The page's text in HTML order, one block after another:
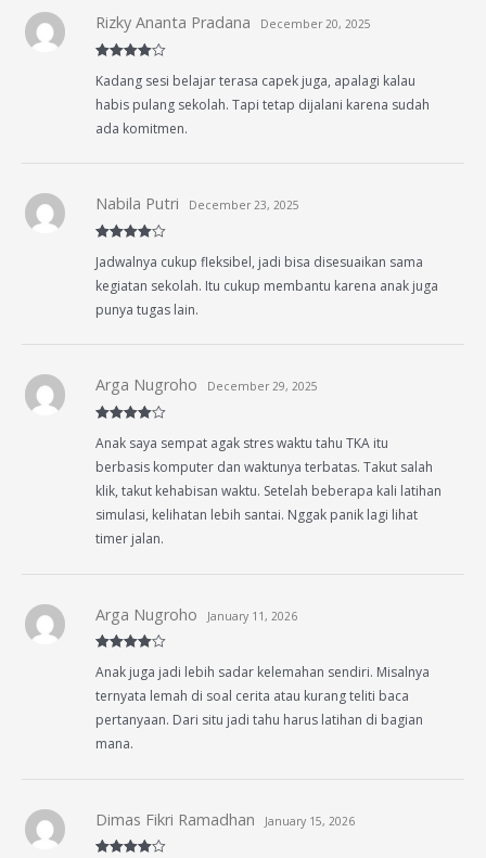
out of 5
Rizky Ananta Pradana December 20, 2025
Kadang sesi belajar terasa capek juga, apalagi kalau
habis pulang sekolah. Tapi tetap dijalani karena sudah
ada komitmen.
out of 5
Nabila Putri December 23, 2025
Jadwalnya cukup fleksibel, jadi bisa disesuaikan sama
kegiatan sekolah. Itu cukup membantu karena anak juga
punya tugas lain.
out of 5
Arga Nugroho December 29, 2025
Anak saya sempat agak stres waktu tahu TKA itu
berbasis komputer dan waktunya terbatas. Takut salah
klik, takut kehabisan waktu. Setelah beberapa kali latihan
simulasi, kelihatan lebih santai. Nggak panik lagi lihat
timer jalan.
out of 5
Arga Nugroho January 11, 2026
Anak juga jadi lebih sadar kelemahan sendiri. Misalnya
ternyata lemah di soal cerita atau kurang teliti baca
pertanyaan. Dari situ jadi tahu harus latihan di bagian
mana.
Dimas Fikri Ramadhan January 15, 2026